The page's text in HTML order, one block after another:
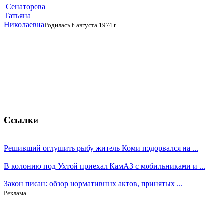
Сенаторова
Татьяна
НиколаевнаРодилась 6 августа 1974 г.
Ссылки
Решивший оглушить рыбу житель Коми подорвался на ...
В колонию под Ухтой приехал КамАЗ с мобильниками и ...
Закон писан: обзор нормативных актов, принятых ...
Реклама.